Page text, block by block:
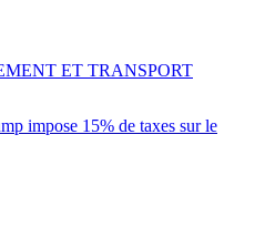
impose 15% de taxes sur le
ET TRANSPORT